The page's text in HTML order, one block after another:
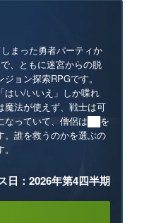
しまった勇者パーティか
、ともに迷宮からの脱
ョン探索RPGです。
はい/いいえ」しか喋れ
魔法が使えず、戦士は可
なっていて、僧侶は██を
。誰を救うのかを選ぶの
日：2026年第4四半期